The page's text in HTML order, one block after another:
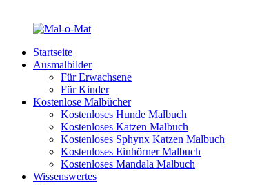
Startseite
Ausmalbilder
Für Erwachsene
Für Kinder
Kostenlose Malbücher
Kostenloses Hunde Malbuch
Kostenloses Katzen Malbuch
Kostenloses Sphynx Katzen Malbuch
Kostenloses Einhörner Malbuch
Kostenloses Mandala Malbuch
Wissenswertes